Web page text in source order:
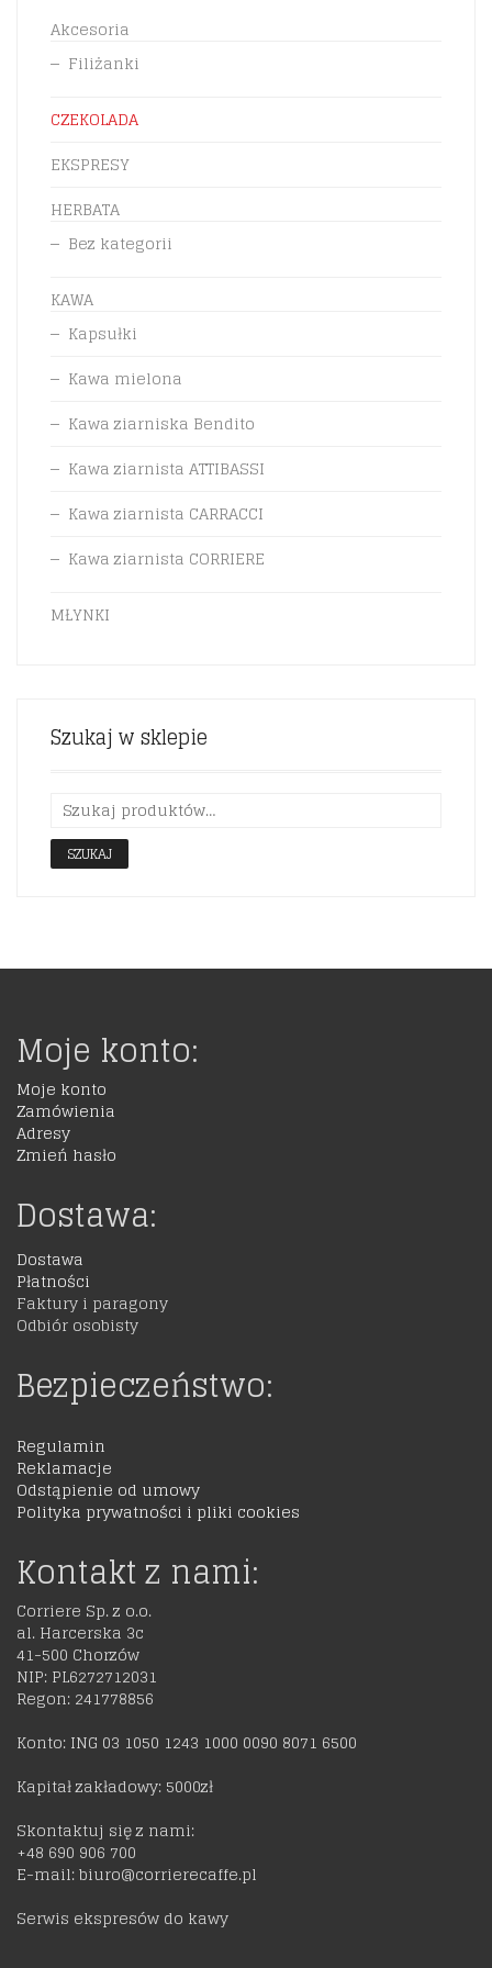
Akcesoria
Filiżanki
CZEKOLADA
EKSPRESY
HERBATA
Bez kategorii
KAWA
Kapsułki
Kawa mielona
Kawa ziarniska Bendito
Kawa ziarnista ATTIBASSI
Kawa ziarnista CARRACCI
Kawa ziarnista CORRIERE
MŁYNKI
Szukaj w sklepie
SZUKAJ
Moje konto:
Moje konto
Zamówienia
Adresy
Zmień hasło
Dostawa:
Dostawa
Płatności
Faktury i paragony
Odbiór osobisty
Bezpieczeństwo:
Regulamin
Reklamacje
Odstąpienie od umowy
Polityka prywatności i pliki cookies
Kontakt z nami:
Corriere Sp. z o.o.
al. Harcerska 3c
41-500 Chorzów
NIP: PL6272712031
Regon: 241778856
Konto: ING 03 1050 1243 1000 0090 8071 6500
Kapitał zakładowy: 5000zł
Skontaktuj się z nami:
+48 690 906 700
E-mail: biuro@corrierecaffe.pl
Serwis ekspresów do kawy